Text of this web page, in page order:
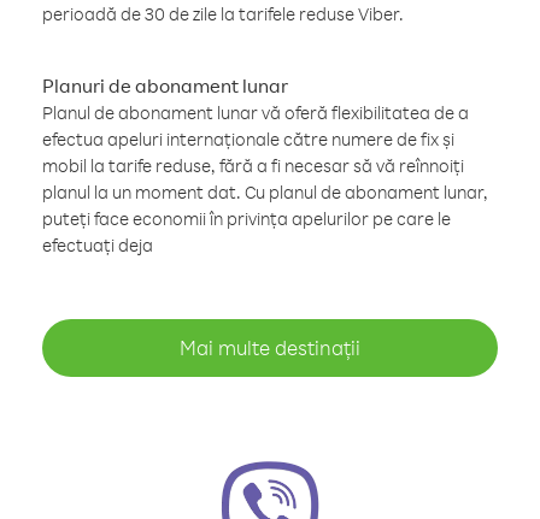
perioadă de 30 de zile la tarifele reduse Viber.
Planuri de abonament lunar
Planul de abonament lunar vă oferă flexibilitatea de a
efectua apeluri internaționale către numere de fix și
mobil la tarife reduse, fără a fi necesar să vă reînnoiți
planul la un moment dat. Cu planul de abonament lunar,
puteți face economii în privința apelurilor pe care le
efectuați deja
Mai multe destinații